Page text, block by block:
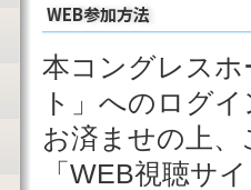
WEB参加方法
本コングレスホ
ト」へのログ
お済ませの上
「WEB視聴サ